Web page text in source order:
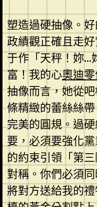
塑造過硬抽像。
政績觀正確且走
于作「天秤！妳…
富！我的心奧迪
抽像而言，她從
條精緻的蕾絲絲
完美的圓規。過
要，必須要強化
的約束引領「第
對稱。你們必須
將對方送給我的